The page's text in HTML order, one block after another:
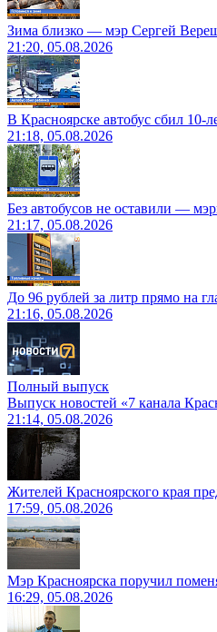
Зима близко — мэр Сергей
21:20, 05.08.2026
В Красноярске автобус сбил 10-
21:18, 05.08.2026
Без автобусов не оставили —
21:17, 05.08.2026
До 96 рублей за литр прямо на
21:16, 05.08.2026
Полный выпуск
Выпуск новостей «7 канала
21:14, 05.08.2026
Жителей Красноярского края
17:59, 05.08.2026
Мэр Красноярска поручил
16:29, 05.08.2026